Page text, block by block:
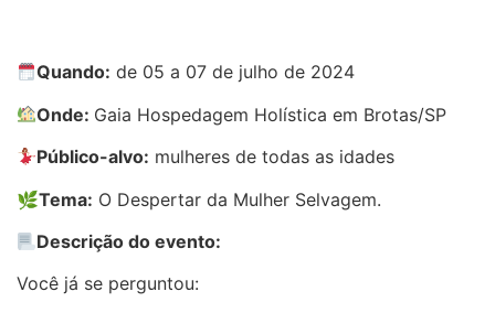
Quando: de 05 a 07 de julho de 2024
Onde: Gaia Hospedagem Holística em Brotas/SP
Público-alvo: mulheres de todas as idades
🌿Tema: O Despertar da Mulher Selvagem.
Descrição do evento:
Você já se perguntou: